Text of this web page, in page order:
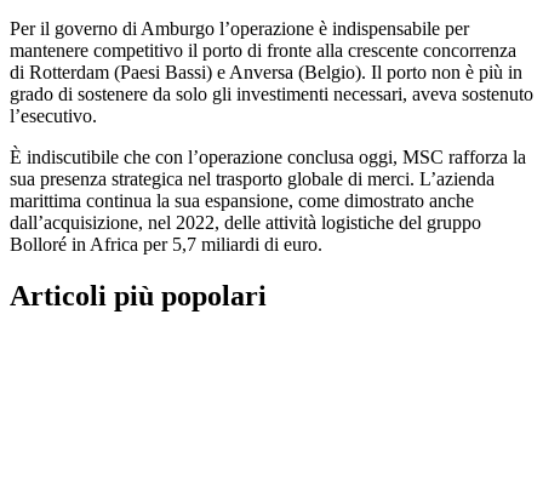
Per il governo di Amburgo l’operazione è indispensabile per
mantenere competitivo il porto di fronte alla crescente concorrenza
di Rotterdam (Paesi Bassi) e Anversa (Belgio). Il porto non è più in
grado di sostenere da solo gli investimenti necessari, aveva sostenuto
l’esecutivo.
È indiscutibile che con l’operazione conclusa oggi, MSC rafforza la
sua presenza strategica nel trasporto globale di merci. L’azienda
marittima continua la sua espansione, come dimostrato anche
dall’acquisizione, nel 2022, delle attività logistiche del gruppo
Bolloré in Africa per 5,7 miliardi di euro.
Articoli più popolari